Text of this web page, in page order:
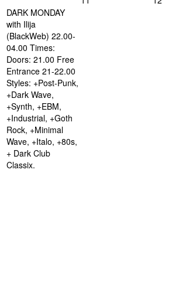
DARK MONDAY
with Ilija
(BlackWeb) 22.00-
04.00 Times:
Doors: 21.00 Free
Entrance 21-22.00
Styles: +Post-Punk,
+Dark Wave,
+Synth, +EBM,
+Industrial, +Goth
Rock, +Minimal
Wave, +Italo, +80s,
+ Dark Club
Classix.